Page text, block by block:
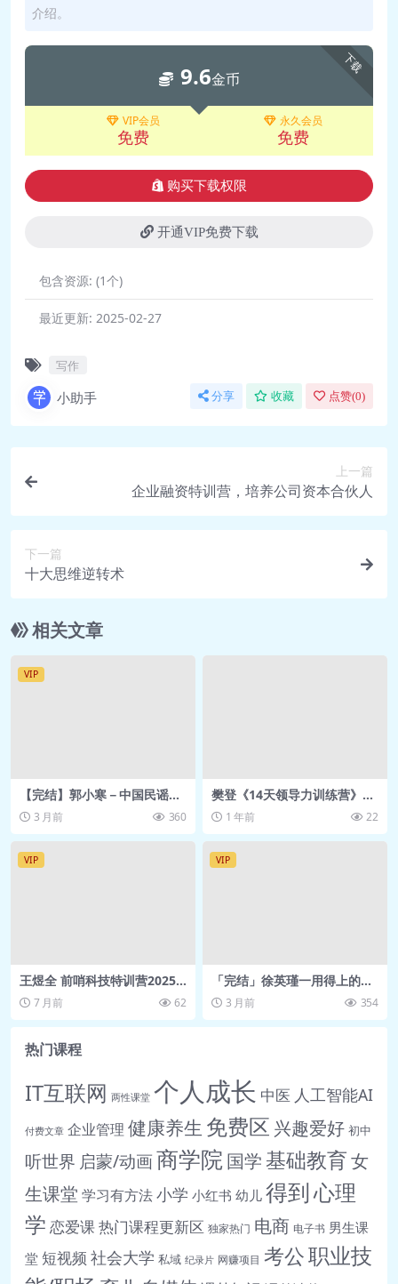
故事更出彩.mp3
📄 06 第五课：巧妙运用反转，让你的
故事更出彩.pdf
🎵 08 第六课：通过设置场景，让你的
📄 08 第六课：通过设置场景，让你的
🎵 09 第七课：场景化人物，让故事里
的人物更立体.mp3
🎵 10 第八课：写好结尾，让你的故事
🎵 11 第九课：情感倾诉故事这样写，
🎵 12 第十课：写出符合市场需要的新
满.mp3
📄 12 第十课：写出符合市场需要的新
你一直有故事可写.pdf
🎵 14 第十二课：如何写真实的人物故
📄 14 第十二课：如何写真实的人物故
📄 15 第十三课：如何让你的故事在头
条和百家，带来巨大收益.pdf
🎵 16 第十四课：学会拓展思维，让故
事情节更合理.pdf
🎵 17 第十五课：掌握这些投稿技巧和
平台资源，助你轻松变现.mp3
📄 17 第十五课：掌握这些投稿技巧和
平台资源，助你轻松变现.ts
🎵 18 第十六课：优秀学员分享.mp3
📄 18 第十六课：优秀学员分享.pdf
介绍。
下载
9.6金币
VIP会员
免费
永久会员
免费
购买下载权限
开通VIP免费下载
包含资源: (1个)
最近更新: 2025-02-27
写作
小助手 分享 收藏 点赞(0)
上一篇
企业融资特训营，培养公司资本合伙人
下一篇
十大思维逆转术
相关文章
VIP
【完结】郭小寒－中国民谣小
史 3 月前 360
樊登《14天领导力训练营》：
打造高效团队管理者的实战课
程 1 年前 22
VIP
王煜全 前哨科技特训营2025
（更新）
7 月前 62
VIP
「完结」徐英瑾一用得上的哲
学 3 月前 354
热门课程
IT互联网 两性课堂 个人成长 中医 人工智能AI
付费文章 企业管理 健康养生 免费区 兴趣爱好 初中
听世界 启蒙/动画商学院国学 基础教育女
生课堂 学习有方法小学 小红书 幼儿 得到心理
学 恋爱课热门课程更新区 独家热门 电商 电子书 男生课
堂 短视频 社会大学 私域 纪录片 网赚项目 考公职业技